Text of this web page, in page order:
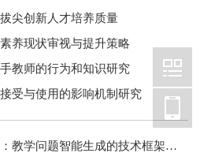
尖创新人才培养质量
养现状审视与提升策略
教师的行为和知识研究
受与使用的影响机制研究
智能时代科学教育新范式：教学问题智能生成的技术框架与实践模式